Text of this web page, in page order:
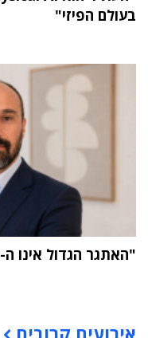
בעולם הפיזי"
"האתגר הגדול אינו ה-AI אלא הטמעתה בארגון"
אירועים קרובים